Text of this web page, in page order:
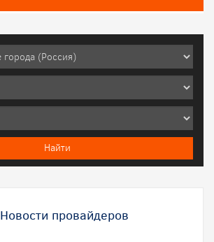
Новости провайдеров